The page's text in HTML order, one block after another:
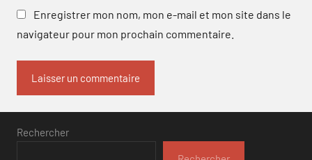
Enregistrer mon nom, mon e-mail et mon site dans le
navigateur pour mon prochain commentaire.
Rechercher